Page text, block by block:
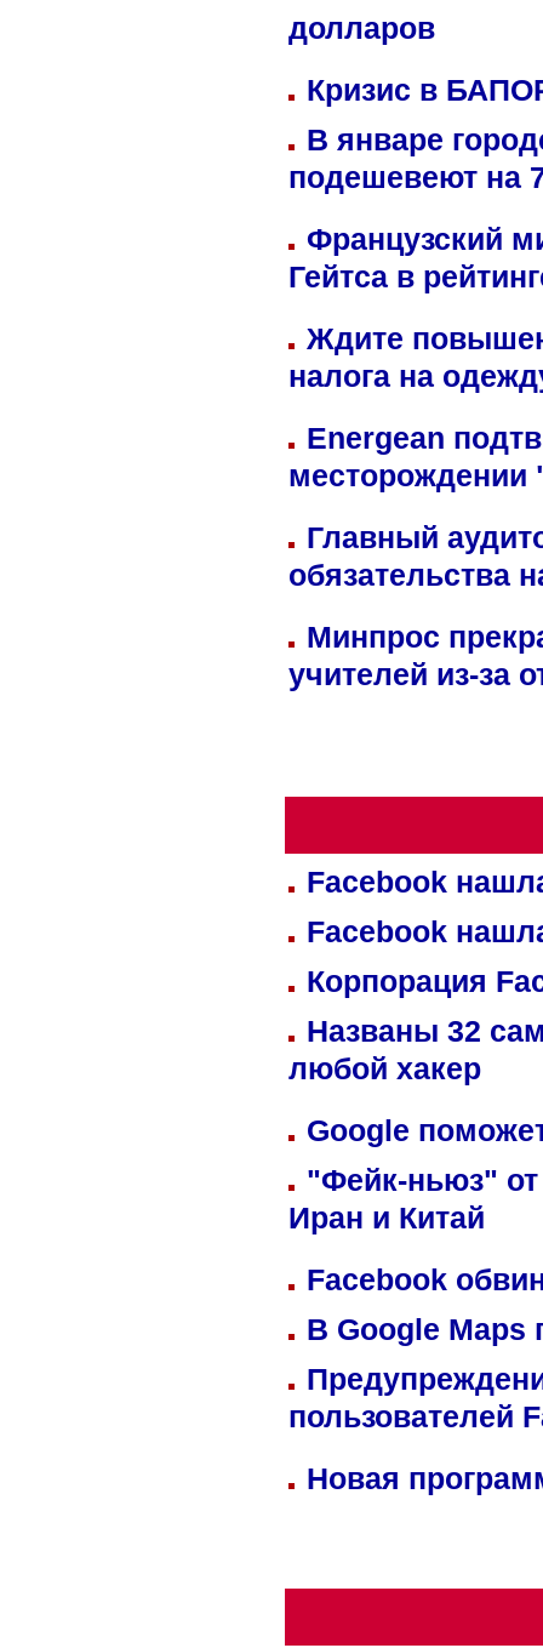
долларов
Кризис в
В январе
подешевеют на
Французский
Гейтса в
Ждите
налога на
Energean
Главный
обязательства
Минпрос
учителей из-за
Facebook
Facebook
Корпорация
Названы 32
любой хакер
Google
"Фейк-ньюз" от
Иран и Китай
Facebook
В Google Maps
пользователей
Новая